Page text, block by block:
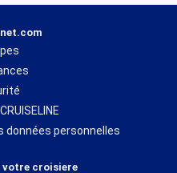
données personnelles
croisiere